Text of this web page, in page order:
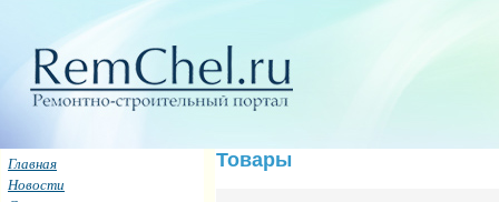
Товары
Главная
Новости